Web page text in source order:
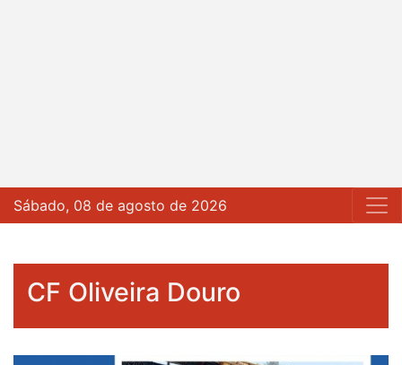
Sábado, 08 de agosto de 2026
CF Oliveira Douro